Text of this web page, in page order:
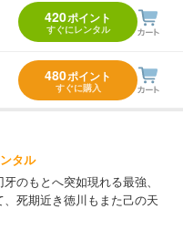
420ポイント
すぐにレンタル
480ポイント
すぐに購入
タル
のもとへ突如現れる最強、
死期近き徳川もまた己の天